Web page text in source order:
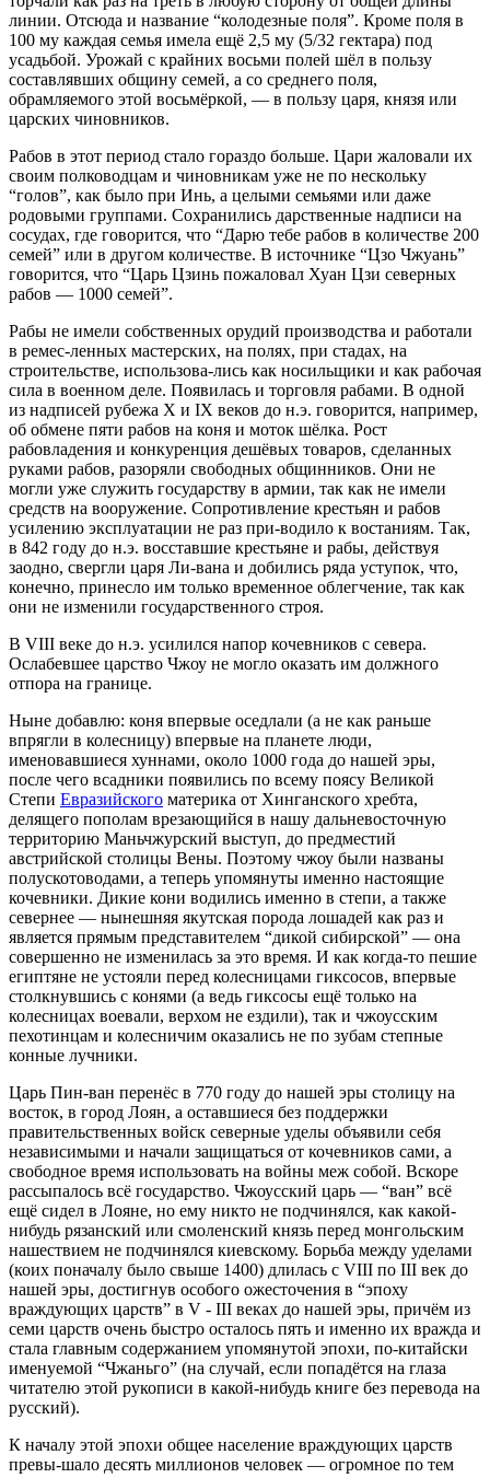
линии. Отсюда и название “колодезные поля”. Кроме поля в
100 му каждая семья имела ещё 2,5 му (5/32 гектара) под
усадьбой. Урожай с крайних восьми полей шёл в пользу
составлявших общину семей, а со среднего поля,
обрамляемого этой восьмёркой, — в пользу царя, князя или
царских чиновников.
Рабов в этот период стало гораздо больше. Цари жаловали их
своим полководцам и чиновникам уже не по нескольку
“голов”, как было при Инь, а целыми семьями или даже
родовыми группами. Сохранились дарственные надписи на
сосудах, где говорится, что “Дарю тебе рабов в количестве 200
семей” или в другом количестве. В источнике “Цзо Чжуань”
говорится, что “Царь Цзинь пожаловал Хуан Цзи северных
рабов — 1000 семей”.
Рабы не имели собственных орудий производства и работали
в ремес-ленных мастерских, на полях, при стадах, на
строительстве, использова-лись как носильщики и как рабочая
сила в военном деле. Появилась и торговля рабами. В одной
из надписей рубежа X и IX веков до н.э. говорится, например,
об обмене пяти рабов на коня и моток шёлка. Рост
рабовладения и конкуренция дешёвых товаров, сделанных
руками рабов, разоряли свободных общинников. Они не
могли уже служить государству в армии, так как не имели
средств на вооружение. Сопротивление крестьян и рабов
усилению эксплуатации не раз при-водило к востаниям. Так,
в 842 году до н.э. восставшие крестьяне и рабы, действуя
заодно, свергли царя Ли-вана и добились ряда уступок, что,
конечно, принесло им только временное облегчение, так как
они не изменили государственного строя.
В VIII веке до н.э. усилился напор кочевников с севера.
Ослабевшее царство Чжоу не могло оказать им должного
отпора на границе.
Ныне добавлю: коня впервые оседлали (а не как раньше
впрягли в колесницу) впервые на планете люди,
именовавшиеся хуннами, около 1000 года до нашей эры,
после чего всадники появились по всему поясу Великой
Степи Евразийского материка от Хинганского хребта,
делящего пополам врезающийся в нашу дальневосточную
территорию Маньчжурский выступ, до предместий
австрийской столицы Вены. Поэтому чжоу были названы
полускотоводами, а теперь упомянуты именно настоящие
кочевники. Дикие кони водились именно в степи, а также
севернее — нынешняя якутская порода лошадей как раз и
является прямым представителем “дикой сибирской” — она
совершенно не изменилась за это время. И как когда-то пешие
египтяне не устояли перед колесницами гиксосов, впервые
столкнувшись с конями (а ведь гиксосы ещё только на
колесницах воевали, верхом не ездили), так и чжоусским
пехотинцам и колесничим оказались не по зубам степные
конные лучники.
Царь Пин-ван перенёс в 770 году до нашей эры столицу на
восток, в город Лоян, а оставшиеся без поддержки
правительственных войск северные уделы объявили себя
независимыми и начали защищаться от кочевников сами, а
свободное время использовать на войны меж собой. Вскоре
рассыпалось всё государство. Чжоусский царь — “ван” всё
ещё сидел в Лояне, но ему никто не подчинялся, как какой-
нибудь рязанский или смоленский князь перед монгольским
нашествием не подчинялся киевскому. Борьба между уделами
(коих поначалу было свыше 1400) длилась с VIII по III век до
нашей эры, достигнув особого ожесточения в “эпоху
враждующих царств” в V - III веках до нашей эры, причём из
семи царств очень быстро осталось пять и именно их вражда и
стала главным содержанием упомянутой эпохи, по-китайски
именуемой “Чжаньго” (на случай, если попадётся на глаза
читателю этой рукописи в какой-нибудь книге без перевода на
русский).
К началу этой эпохи общее население враждующих царств
превы-шало десять миллионов человек — огромное по тем